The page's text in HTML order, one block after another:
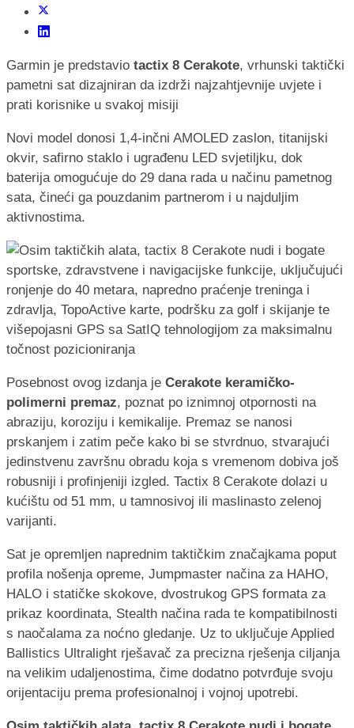
Garmin je predstavio tactix 8 Cerakote, vrhunski taktički
pametni sat dizajniran da izdrži najzahtjevnije uvjete i
prati korisnike u svakoj misiji
Novi model donosi 1,4-inčni AMOLED zaslon, titanijski
okvir, safirno staklo i ugrađenu LED svjetiljku, dok
baterija omogućuje do 29 dana rada u načinu pametnog
sata, čineći ga pouzdanim partnerom i u najduljim
aktivnostima.
Posebnost ovog izdanja je Cerakote keramičko-
polimerni premaz, poznat po iznimnoj otpornosti na
abraziju, koroziju i kemikalije. Premaz se nanosi
prskanjem i zatim peče kako bi se stvrdnuo, stvarajući
jedinstvenu završnu obradu koja s vremenom dobiva još
robusniji i profinjeniji izgled. Tactix 8 Cerakote dolazi u
kućištu od 51 mm, u tamnosivoj ili maslinasto zelenoj
varijanti.
Sat je opremljen naprednim taktičkim značajkama poput
profila nošenja opreme, Jumpmaster načina za HAHO,
HALO i statičke skokove, dvostrukog GPS formata za
prikaz koordinata, Stealth načina rada te kompatibilnosti
s naočalama za noćno gledanje. Uz to uključuje Applied
Ballistics Ultralight rješavač za precizna rješenja ciljanja
na velikim udaljenostima, čime dodatno potvrđuje svoju
orijentaciju prema profesionalnoj i vojnoj upotrebi.